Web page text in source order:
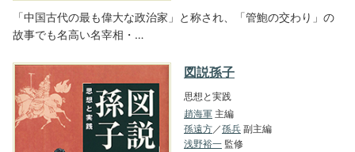
「中国古代の最も偉大な政治家」と称され、「管鮑の交わり」の
故事でも名高い名宰相・…
図説孫子
思想と実践
趙海軍 主編
孫遠方／孫兵 副主編
浅野裕一 監修